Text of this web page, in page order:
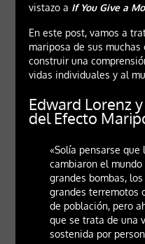
vistazo a If You Give a
En este post, vamos a
mariposa de sus
construir una
vidas individuales y al
Edward Lorenz
del Efecto
«Solía pensarse
cambiaron el
grandes bombas,
grandes terremotos
de población, pero
que se trata de una
sostenida por